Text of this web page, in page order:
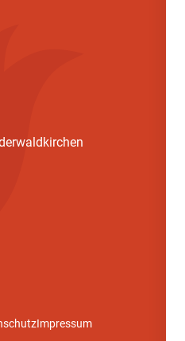
Impressum